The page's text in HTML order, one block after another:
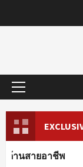
to
Primary
พ ง